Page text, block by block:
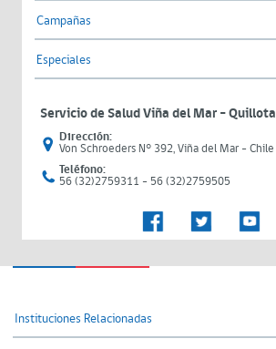
Campañas
Especiales
Servicio de Salud Viña del Mar – Quillota
Dirección:
Von Schroeders N° 392, Viña del Mar - Chile
Teléfono:
56 (32)2759311 - 56 (32)2759505
Instituciones Relacionadas